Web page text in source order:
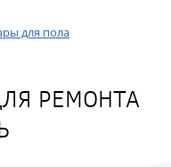
для пола
РЕМОНТА